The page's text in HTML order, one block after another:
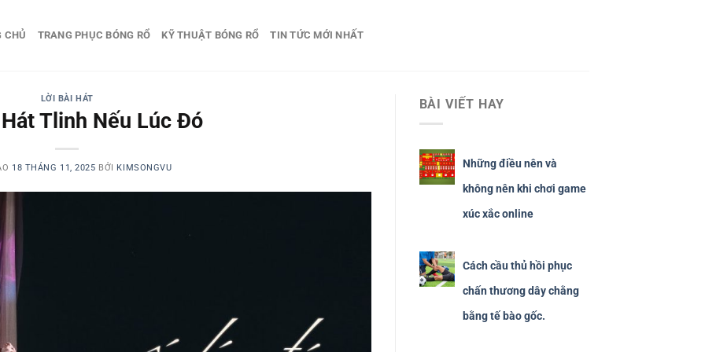
CHỦ TRANG PHỤC BÓNG RỔ KỸ THUẬT BÓNG RỔ TIN TỨC MỚI NHẤT
LỜI BÀI HÁT
Tlinh Nếu Lúc Đó
18 THÁNG 11, 2025 BỞI KIMSONGVU
BÀI VIẾT HAY
Những điều nên và
không nên khi chơi game
xúc xắc online
Cách cầu thủ hồi phục
chấn thương dây chằng
bằng tế bào gốc.